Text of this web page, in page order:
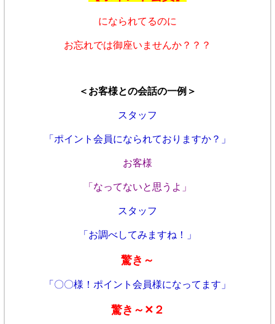
になられてるのに
お忘れでは御座いませんか？？？
＜お客様との会話の一例＞
スタッフ
「ポイント会員になられておりますか？」
お客様
「なってないと思うよ」
スタッフ
「お調べしてみますね！」
驚き～
「〇〇様！ポイント会員様になってます」
驚き～✕２